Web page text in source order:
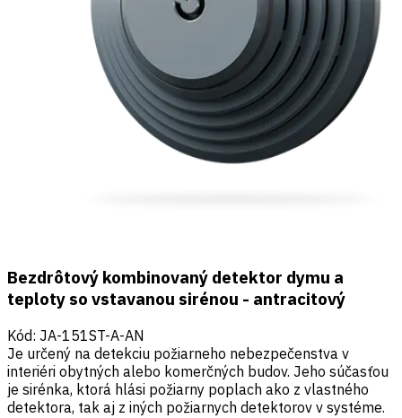
Bezdrôtový kombinovaný detektor dymu a
teploty so vstavanou sirénou - antracitový
Kód: JA-151ST-A-AN
Je určený na detekciu požiarneho nebezpečenstva v
interiéri obytných alebo komerčných budov. Jeho súčasťou
je sirénka, ktorá hlási požiarny poplach ako z vlastného
detektora, tak aj z iných požiarnych detektorov v systéme.